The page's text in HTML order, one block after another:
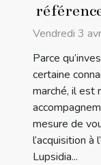
Vendredi 3
Parce
certaine
marché, il est
mesure de
l’acquisition à
Lupsidia...